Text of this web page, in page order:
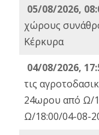
05/08/2026,
χώρους
Κέρκυρα
04/08/2026,
τις
24ωρου από Ω/
Ω/18:00/04-08-